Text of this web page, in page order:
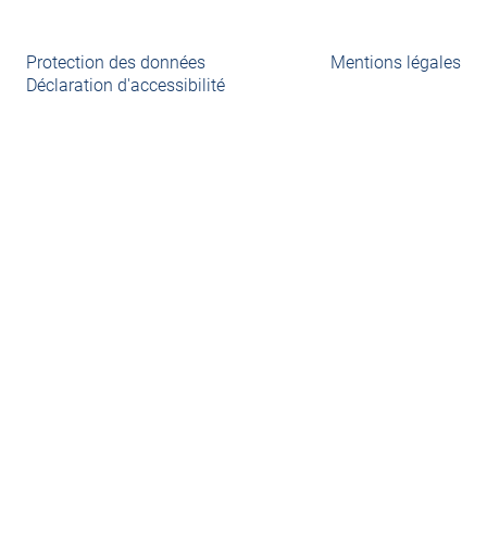
Protection des données
Mentions légales
Déclaration d'accessibilité